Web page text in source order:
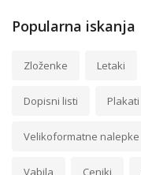
Popularna iskanja
Zloženke Letaki
Dopisni listi Plakati
Velikoformatne nalepke